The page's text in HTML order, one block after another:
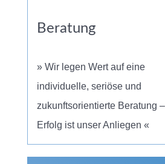
Beratung
» Wir legen Wert auf eine
individuelle, seriöse und
zukunftsorientierte Beratung
Erfolg ist unser Anliegen «